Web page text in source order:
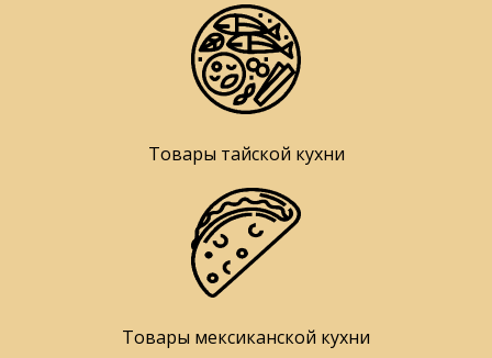
Товары тайской кухни
Товары мексиканской кухни